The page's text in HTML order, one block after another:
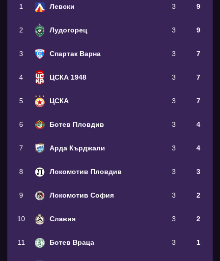
1 Левски 3 9
2 Лудогорец 3 9
3 Спартак Варна 3 7
4 ЦСКА 1948 3 7
5 ЦСКА 3 7
6 Ботев Пловдив 3 4
7 Арда Кърджали 3 4
8 Локомотив Пловдив 3 3
9 Локомотив София 3 2
10 Славия 3 2
11 Ботев Враца 3 1